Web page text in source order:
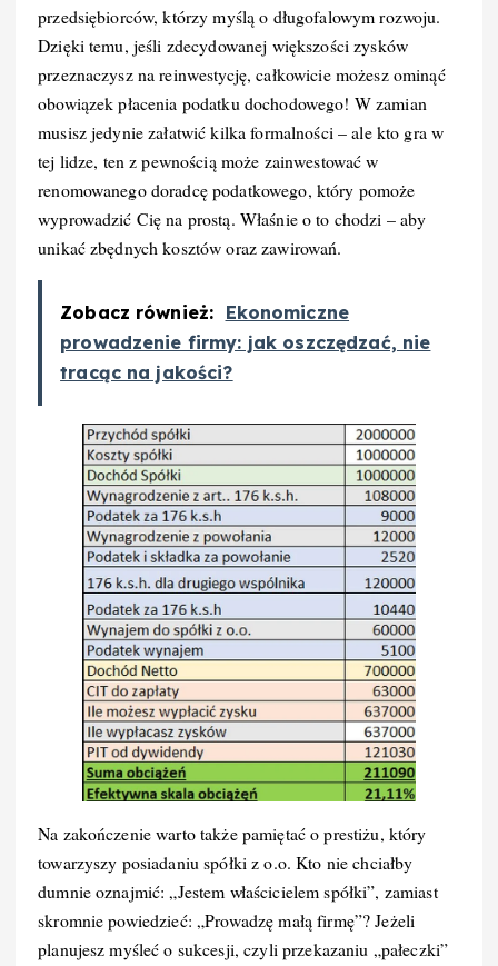
przedsiębiorców, którzy myślą o długofalowym rozwoju.
Dzięki temu, jeśli zdecydowanej większości zysków
przeznaczysz na reinwestycję, całkowicie możesz ominąć
obowiązek płacenia podatku dochodowego! W zamian
musisz jedynie załatwić kilka formalności – ale kto gra w
tej lidze, ten z pewnością może zainwestować w
renomowanego doradcę podatkowego, który pomoże
wyprowadzić Cię na prostą. Właśnie o to chodzi – aby
unikać zbędnych kosztów oraz zawirowań.
Zobacz również: Ekonomiczne
prowadzenie firmy: jak oszczędzać, nie
tracąc na jakości?
Na zakończenie warto także pamiętać o prestiżu, który
towarzyszy posiadaniu spółki z o.o. Kto nie chciałby
dumnie oznajmić: „Jestem właścicielem spółki”, zamiast
skromnie powiedzieć: „Prowadzę małą firmę”? Jeżeli
planujesz myśleć o sukcesji, czyli przekazaniu „pałeczki”